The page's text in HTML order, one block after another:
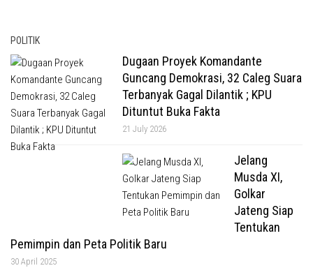
POLITIK
Dugaan Proyek Komandante
Guncang Demokrasi, 32 Caleg Suara
Terbanyak Gagal Dilantik ; KPU
Dituntut Buka Fakta
21 July 2026
Jelang
Musda XI,
Golkar
Jateng Siap
Tentukan
Pemimpin dan Peta Politik Baru
30 April 2025